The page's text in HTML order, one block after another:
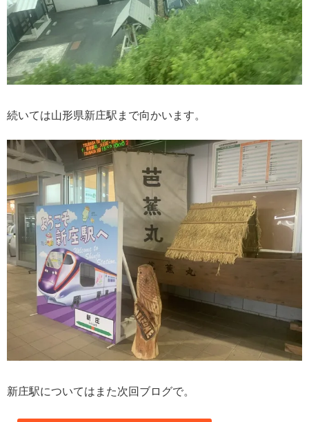
続いては山形県新庄駅まで向かいます。
新庄駅についてはまた次回ブログで。